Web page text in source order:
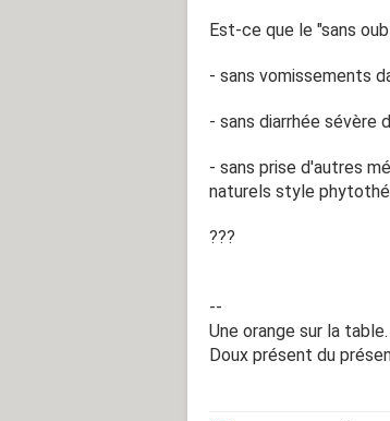
Est-ce que le "sans
- sans vomissements
- sans diarrhée sévère
- sans prise d'autres
naturels style
???
--
Une orange sur la
Doux présent du